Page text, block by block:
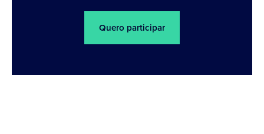
Quero participar